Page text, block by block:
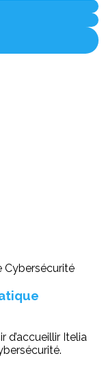
d’accueillir Itelia